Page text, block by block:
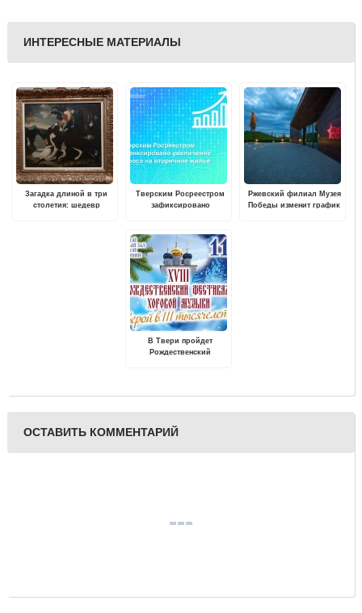
ИНТЕРЕСНЫЕ МАТЕРИАЛЫ
Загадка длиной в три
столетия: шедевр
Тверским Росреестром
зафиксировано
Ржевский филиал Музея
Победы изменит график
В Твери пройдет
Рождественский
ОСТАВИТЬ КОММЕНТАРИЙ